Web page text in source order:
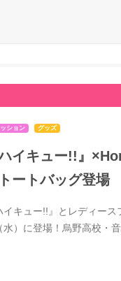
ション グッズ
イキュー!!』
ートバッグ登場
イキュー!!』とレディー
水）に登場！烏野高校・